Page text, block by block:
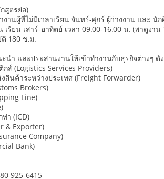
สูตรย่อ)
านผู้ที่ไม่มีเวลาเรียน จันทร์-ศุกร์ ผู้ว่างงาน และ นั
รียน เสาร์-อาทิตย์ เวลา 09.00-16.00 น. (พาดูงาน
180 ช.ม.
ะนำ และประสานงานให้เข้าทำงานกับธุรกิจต่างๆ ดั
ส์ (Logistics Services Providers)
ค้าระหว่างประเทศ (Freight Forwarder)
Brokers)
Line)
(ICD)
& Exporter)
Company)
Bank)
925-6415